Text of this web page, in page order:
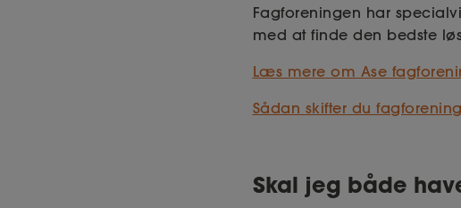
Fagforeningen har
med at finde den bedste
Læs mere om Ase
Sådan skifter du fagforening
Skal jeg både